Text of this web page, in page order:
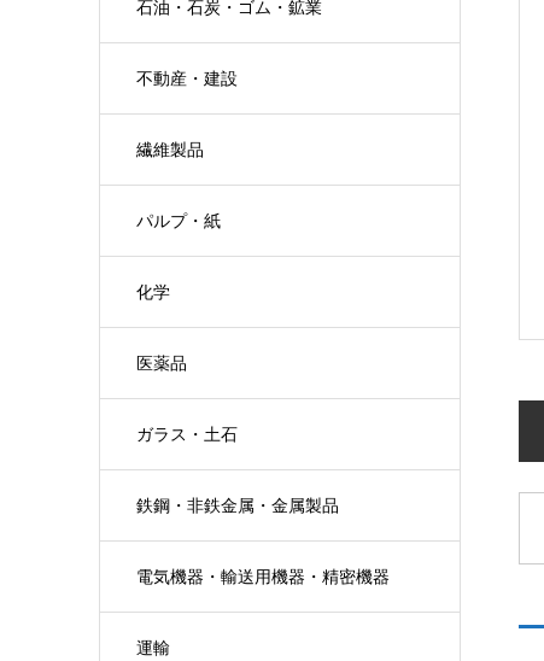
石油・石炭・ゴム・鉱業
不動産・建設
繊維製品
パルプ・紙
化学
医薬品
ガラス・土石
鉄鋼・非鉄金属・金属製品
電気機器・輸送用機器・精密機器
運輸